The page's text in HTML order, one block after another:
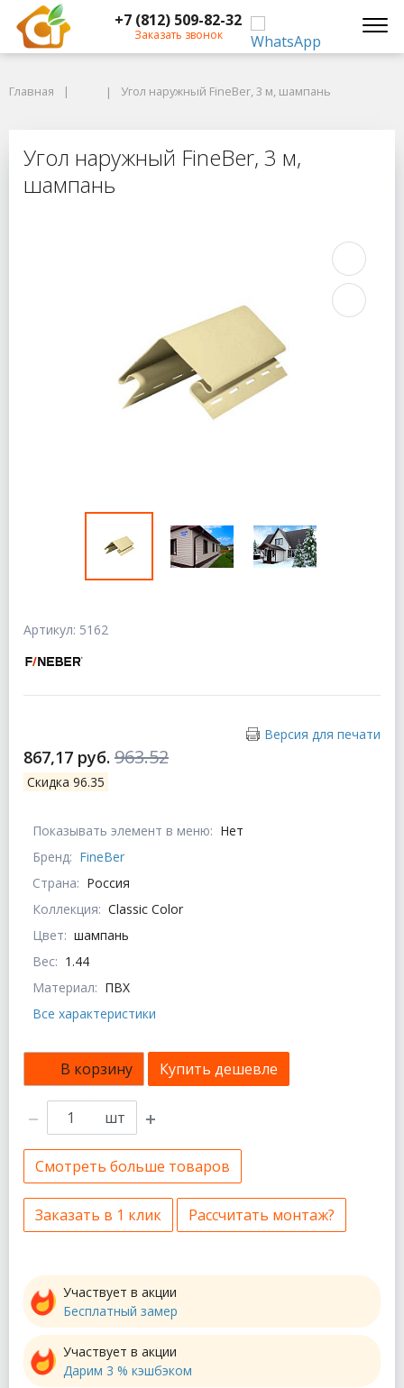
+7 (812) 509-82-32
Заказать звонок
Угол наружный FineBer, 3 м, шампань
Главная Угол наружный FineBer, 3 м, шампань
Угол наружный FineBer, 3 м,
шампань
Артикул: 5162
Версия для печати
867,17 руб. 963.52
Скидка 96.35
Показывать элемент в меню: Нет
Бренд: FineBer
Страна: Россия
Коллекция: Classic Color
Цвет: шампань
Вес: 1.44
Материал: ПВХ
Все характеристики
В корзину Купить дешевле
шт
Смотреть больше товаров
Заказать в 1 клик Рассчитать монтаж?
Участвует в акции
Бесплатный замер
Участвует в акции
Дарим 3 % кэшбэком